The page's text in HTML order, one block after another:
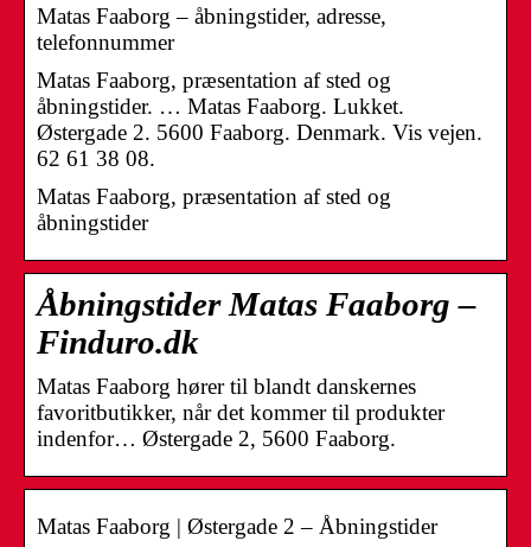
Matas Faaborg – åbningstider, adresse,
telefonnummer
Matas Faaborg, præsentation af sted og
åbningstider. … Matas Faaborg. Lukket.
Østergade 2. 5600 Faaborg. Denmark. Vis vejen.
62 61 38 08.
Matas Faaborg, præsentation af sted og
åbningstider
Åbningstider Matas Faaborg –
Finduro.dk
Matas Faaborg hører til blandt danskernes
favoritbutikker, når det kommer til produkter
indenfor… Østergade 2, 5600 Faaborg.
Matas Faaborg | Østergade 2 – Åbningstider